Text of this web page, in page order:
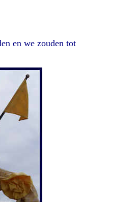
en we zouden tot